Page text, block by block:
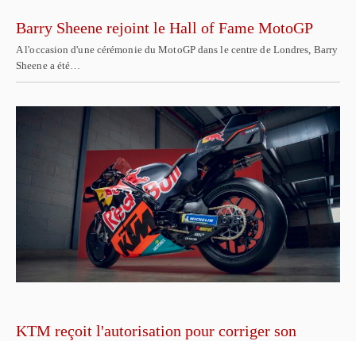
Barry Sheene rejoint le Hall of Fame MotoGP
A l'occasion d'une cérémonie du MotoGP dans le centre de Londres, Barry
Sheene a été…
KTM reçoit l'autorisation pour corriger son